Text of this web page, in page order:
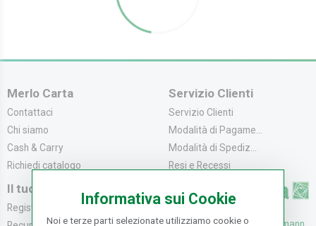
Merlo Carta
Contattaci
Chi siamo
Cash & Carry
Richiedi catalogo
Servizio Clienti
Servizio Clienti
Modalità di Pagame...
Modalità di Spediz...
Resi e Recessi
Il tuo Account
Registrati
Informativa sui Cookie
Noi e terze parti selezionate utilizziamo cookie o